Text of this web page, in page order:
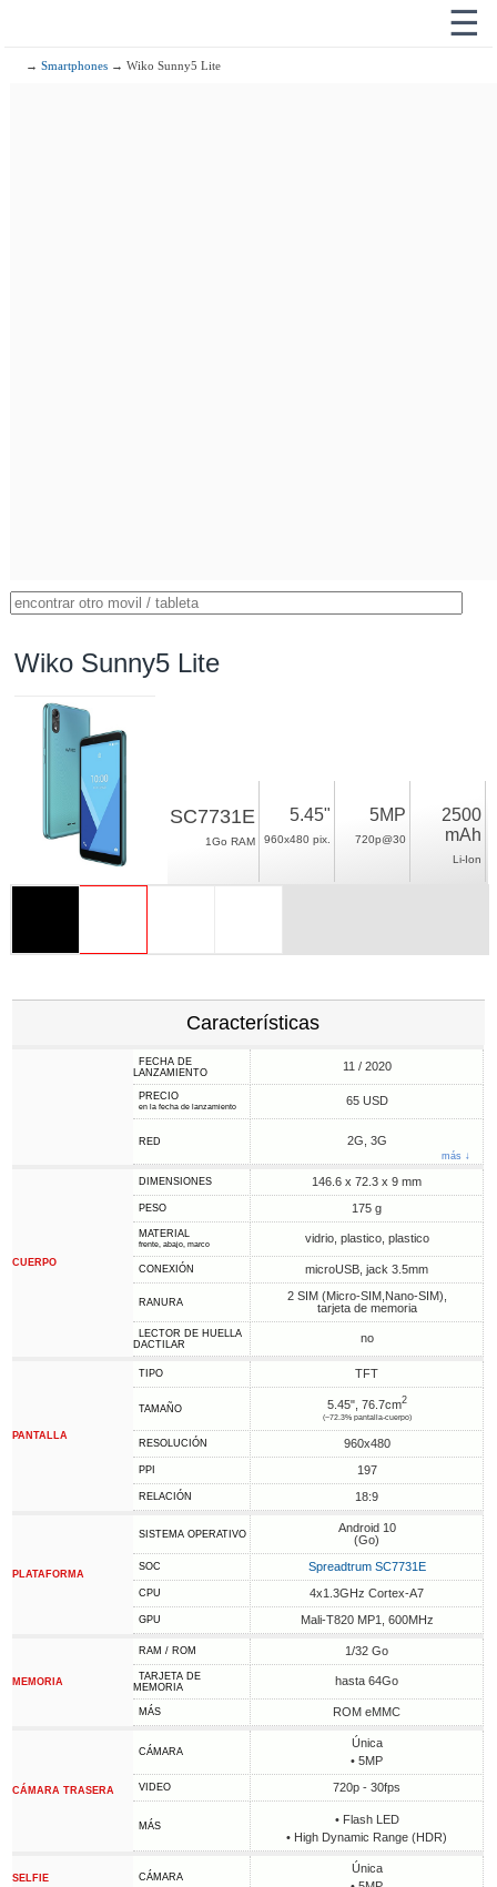
☰
→Smartphones → Wiko Sunny5 Lite
Wiko Sunny5 Lite
SC7731E
1Go RAM
5.45"
960x480 pix.
5MP
720p@30
2500
mAh
Li-Ion
Características
FECHA DE
LANZAMIENTO
11 / 2020
PRECIO
en la fecha de lanzamiento 65 USD
RED 2G, 3G
más ↓
CUERPO
DIMENSIONES 146.6 x 72.3 x 9 mm
PESO 175 g
MATERIAL
frente, abajo, marco vidrio, plastico, plastico
CONEXIÓN microUSB, jack 3.5mm
RANURA
2 SIM (Micro-SIM,Nano-SIM),
tarjeta de memoria
LECTOR DE HUELLA
DACTILAR
no
PANTALLA
TIPO TFT
TAMAÑO 5.45", 76.7cm2
(~72.3% pantalla-cuerpo)
RESOLUCIÓN 960x480
PPI 197
RELACIÓN 18:9
PLATAFORMA
SISTEMA OPERATIVO
Android 10
(Go)
SOC Spreadtrum SC7731E
CPU 4x1.3GHz Cortex-A7
GPU Mali-T820 MP1, 600MHz
MEMORIA
RAM / ROM 1/32 Go
TARJETA DE
MEMORIA
hasta 64Go
MÁS ROM eMMC
CÁMARA TRASERA
CÁMARA
Única
• 5MP
VIDEO 720p - 30fps
MÁS
• Flash LED
• High Dynamic Range (HDR)
SELFIE CÁMARA
Única